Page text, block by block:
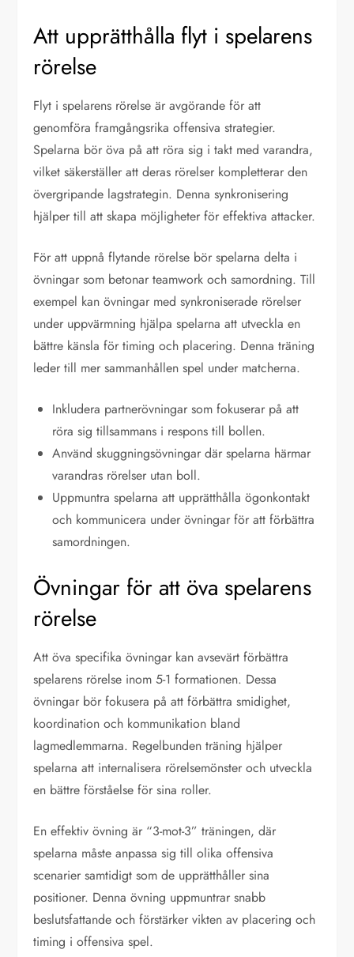
Att upprätthålla flyt i spelarens
rörelse
Flyt i spelarens rörelse är avgörande för att
genomföra framgångsrika offensiva strategier.
Spelarna bör öva på att röra sig i takt med varandra,
vilket säkerställer att deras rörelser kompletterar den
övergripande lagstrategin. Denna synkronisering
hjälper till att skapa möjligheter för effektiva attacker.
För att uppnå flytande rörelse bör spelarna delta i
övningar som betonar teamwork och samordning. Till
exempel kan övningar med synkroniserade rörelser
under uppvärmning hjälpa spelarna att utveckla en
bättre känsla för timing och placering. Denna träning
leder till mer sammanhållen spel under matcherna.
Inkludera partnerövningar som fokuserar på att
röra sig tillsammans i respons till bollen.
Använd skuggningsövningar där spelarna härmar
varandras rörelser utan boll.
Uppmuntra spelarna att upprätthålla ögonkontakt
och kommunicera under övningar för att förbättra
samordningen.
Övningar för att öva spelarens
rörelse
Att öva specifika övningar kan avsevärt förbättra
spelarens rörelse inom 5-1 formationen. Dessa
övningar bör fokusera på att förbättra smidighet,
koordination och kommunikation bland
lagmedlemmarna. Regelbunden träning hjälper
spelarna att internalisera rörelsemönster och utveckla
en bättre förståelse för sina roller.
En effektiv övning är “3-mot-3” träningen, där
spelarna måste anpassa sig till olika offensiva
scenarier samtidigt som de upprätthåller sina
positioner. Denna övning uppmuntrar snabb
beslutsfattande och förstärker vikten av placering och
timing i offensiva spel.